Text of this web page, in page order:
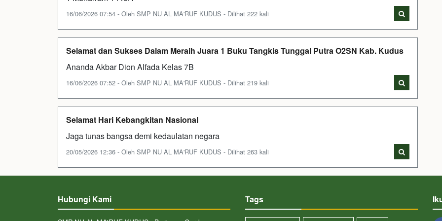
16/06/2026 07:54 - Oleh SMP NU AL MA'RUF KUDUS - Dilihat 222 kali
Selamat dan Sukses Dalam Meraih Juara 1 Buku Tangkis Tunggal Putra O2SN Kab. Kudus
Ananda Akbar Dion Alfada Kelas 7B
16/06/2026 07:52 - Oleh SMP NU AL MA'RUF KUDUS - Dilihat 219 kali
Selamat Hari Kebangkitan Nasional
Jaga tunas bangsa demi kedaulatan negara
20/05/2026 12:36 - Oleh SMP NU AL MA'RUF KUDUS - Dilihat 263 kali
Hubungi Kami Tags